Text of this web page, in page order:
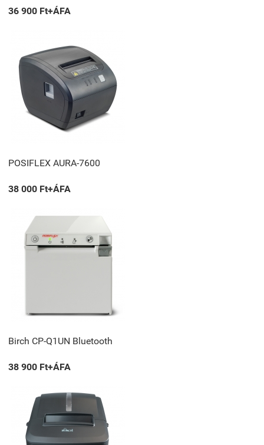
36 900 Ft+ÁFA
POSIFLEX AURA-7600
38 000 Ft+ÁFA
Birch CP-Q1UN Bluetooth
38 900 Ft+ÁFA